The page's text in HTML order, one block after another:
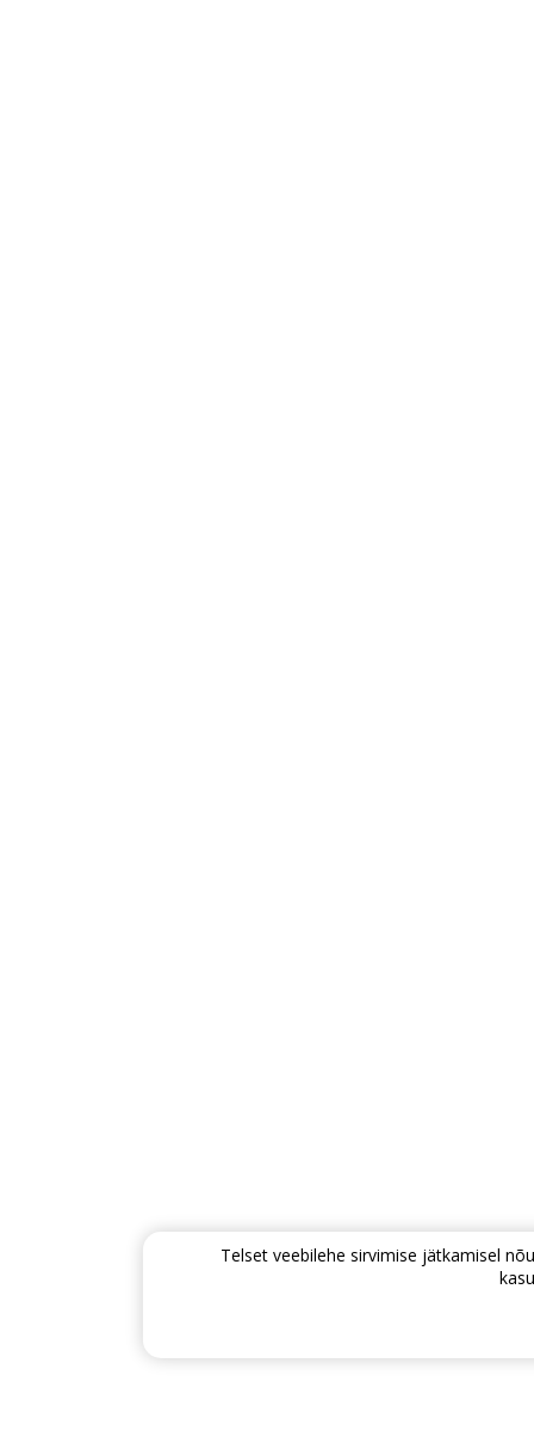
Telset veebilehe sirvimise jätkamisel